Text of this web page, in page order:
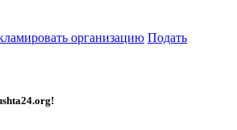
организацию Подать
!